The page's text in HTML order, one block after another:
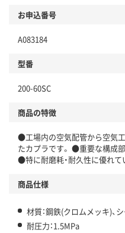
お申込番号
A083184
型番
200-60SC
商品の特徴
●工場内の空気配管から空気
たカプラです。 ●重要な構成
●特に耐磨耗・耐久性に優れて
商品仕様
材質：鋼鉄(クロムメッキ)、
耐圧力：1.5MPa